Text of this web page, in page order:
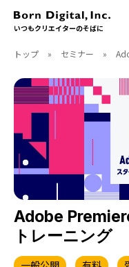
いつもクリエイターのそばに
ABOUT
CONTACT
RECRUIT
クリエイターズID
ACCESS
取扱製品
フォント
ハードウェア
ソフトウェアサポート
BOOK
刊行順
トップ » セミナー »
Adobe
トレーニング